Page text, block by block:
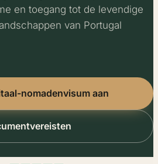
en toegang tot de levendige
van Portugal
nomadenvisum aan